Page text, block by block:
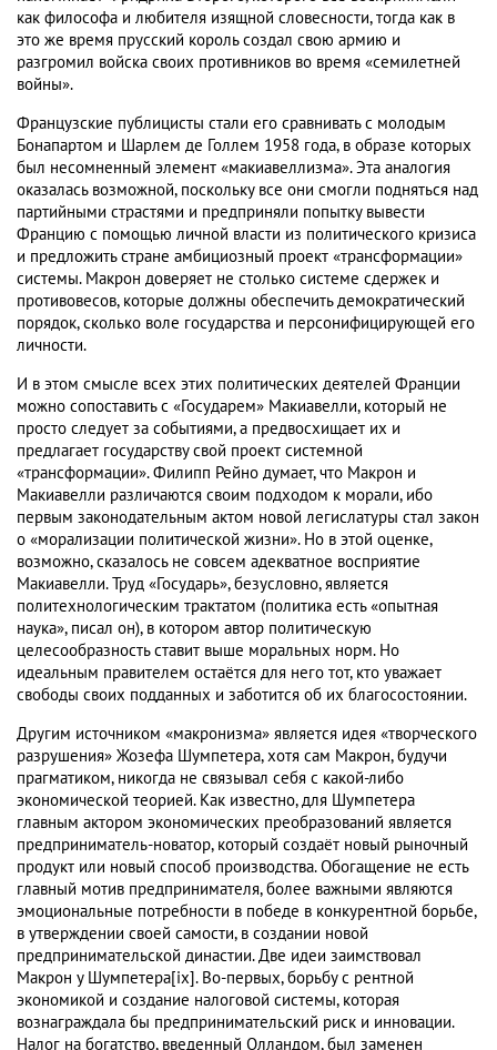
как философа и любителя изящной словесности, тогда как в
это же время прусский король создал свою армию и
разгромил войска своих противников во время «семилетней
войны».
Французские публицисты стали его сравнивать с молодым
Бонапартом и Шарлем де Голлем 1958 года, в образе которых
был несомненный элемент «макиавеллизма». Эта аналогия
оказалась возможной, поскольку все они смогли подняться над
партийными страстями и предприняли попытку вывести
Францию с помощью личной власти из политического кризиса
и предложить стране амбициозный проект «трансформации»
системы. Макрон доверяет не столько системе сдержек и
противовесов, которые должны обеспечить демократический
порядок, сколько воле государства и персонифицирующей его
личности.
И в этом смысле всех этих политических деятелей Франции
можно сопоставить с «Государем» Макиавелли, который не
просто следует за событиями, а предвосхищает их и
предлагает государству свой проект системной
«трансформации». Филипп Рейно думает, что Макрон и
Макиавелли различаются своим подходом к морали, ибо
первым законодательным актом новой легислатуры стал закон
о «морализации политической жизни». Но в этой оценке,
возможно, сказалось не совсем адекватное восприятие
Макиавелли. Труд «Государь», безусловно, является
политехнологическим трактатом (политика есть «опытная
наука», писал он), в котором автор политическую
целесообразность ставит выше моральных норм. Но
идеальным правителем остаётся для него тот, кто уважает
свободы своих подданных и заботится об их благосостоянии.
Другим источником «макронизма» является идея «творческого
разрушения» Жозефа Шумпетера, хотя сам Макрон, будучи
прагматиком, никогда не связывал себя с какой-либо
экономической теорией. Как известно, для Шумпетера
главным актором экономических преобразований является
предприниматель-новатор, который создаёт новый рыночный
продукт или новый способ производства. Обогащение не есть
главный мотив предпринимателя, более важными являются
эмоциональные потребности в победе в конкурентной борьбе,
в утверждении своей самости, в создании новой
предпринимательской династии. Две идеи заимствовал
Макрон у Шумпетера[ix]. Во-первых, борьбу с рентной
экономикой и создание налоговой системы, которая
вознаграждала бы предпринимательский риск и инновации.
Налог на богатство, введенный Олландом, был заменен